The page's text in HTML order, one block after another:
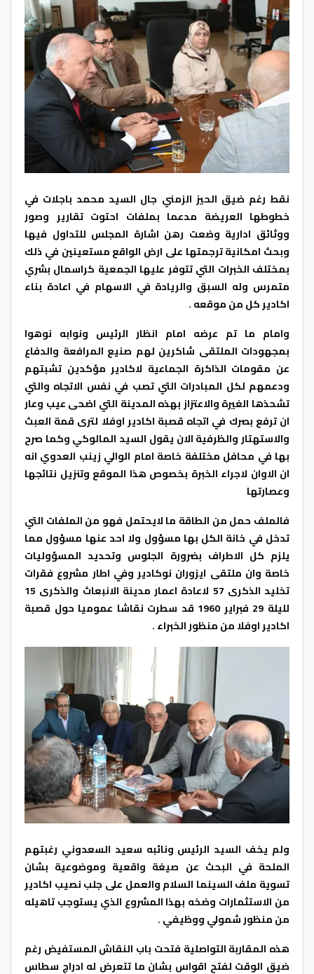
نقط رغم ضيق الحيز الزمني جال السيد محمد باجلات في
خطوطها العريضة مدعما بملفات احتوت تقارير وصور
ووثائق ادارية وضعت رهن اشارة المجلس للتداول فيها
وبحث امكانية ترجمتها على ارض الواقع مستعينين في ذلك
بمختلف الخبرات التي تتوفر عليها الجمعية كراسمال بشري
متمرس وله السبق والريادة في الاسهام في اعادة بناء
اكادير كل من موقعه .
وامام ما تم عرضه امام انظار الرئيس ونوابه نوهوا
بمجهودات الملتقى شاكرين لهم صنيع المرافعة والدفاع
عن مقومات الذاكرة الجماعية لاكادير مؤكدين تشبتهم
ودعمهم لكل المبادرات التي تصب في نفس الاتجاه والتي
تشحذها الغيرة والاعتزاز بهذه المدينة التي اضحى عيب وعار
ان ترفع بصرك في اتجاه قصبة اكادير اوفلا لترى قمة العبث
والاستهتار والظرفية الان يقول السيد المالوكي وكما صرح
بها في محافل مختلفة خاصة امام الوالي زينب العدوي انه
ان الاوان لاجراء الخبرة بخصوص هذا الموقع وتنزيل نتائجها
وعصارتها
فالملف حمل من الطاقة ما لايحتمل فهو من الملفات التي
تدخل في خانة الكل بها مسؤول ولا احد عنها مسؤول مما
يلزم كل الاطراف بضرورة الجلوس وتحديد المسؤوليات
خاصة وان ملتقى ايزوران نوكادير وفي اطار مشروع فقرات
تخليد الذكرى 57 لاعادة اعمار مدينة الانبعاث والذكرى 15
لليلة 29 فبراير 1960 قد سطرت نقاشا عموميا حول قصبة
اكادير اوفلا من منظور الخبراء .
ولم يخف السيد الرئيس ونائبه سعيد السعدوني رغبتهم
الملحة في البحث عن صيغة واقعية وموضوعية بشان
تسوية ملف السينما السلام والعمل على جلب نصيب اكادير
من الاستثمارات وضخه بهذا المشروع الذي يستوجب تاهيله
من منظور شمولي ووظيفي .
هذه المقاربة التواصلية فتحت باب النقاش المستفيض رغم
ضيق الوقت لفتح اقواس بشان ما تتعرض له ادراج سطاس